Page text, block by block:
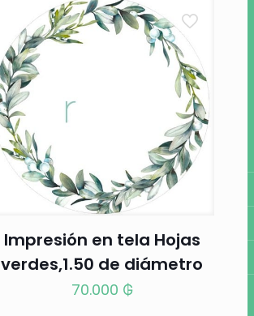
Impresión en tela Hojas
verdes,1.50 de diámetro
70.000 ₲